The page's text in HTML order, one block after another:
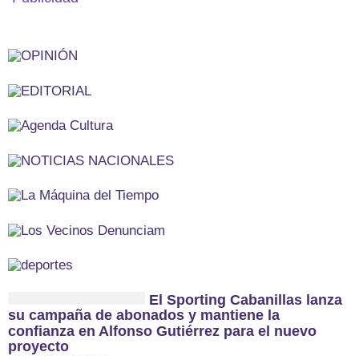
El Sporting Cabanillas lanza
su campaña de abonados y mantiene la
confianza en Alfonso Gutiérrez para el nuevo
proyecto